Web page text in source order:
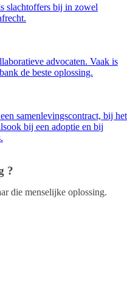
slachtoffers bij in zowel
advocaten. Vaak is
de beste oplossing.
samenlevingscontract, bij het
bij een adoptie en bij
?
die menselijke oplossing.